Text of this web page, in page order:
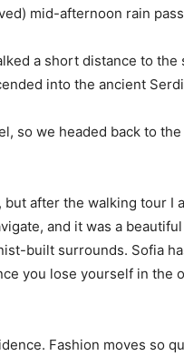
mid-afternoon rain
a short distance to the
into the ancient
so we headed back to
but after the walking tour I
and it was a
built surrounds. Sofia
you lose yourself in the
Fashion moves so